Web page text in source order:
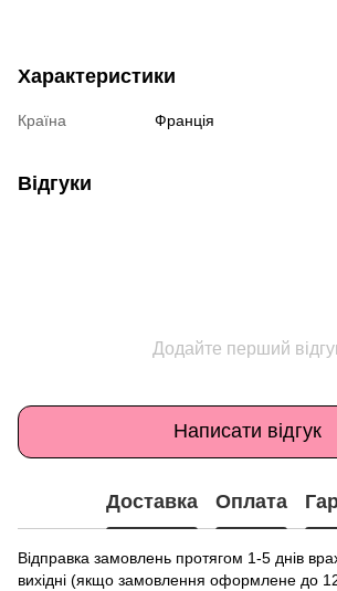
Характеристики
Країна Франція
Відгуки
Додайте перший
Написати відгук
Доставка Оплата
Відправка замовлень протягом 1-5 днів
вихідні (якщо замовлення оформлене до